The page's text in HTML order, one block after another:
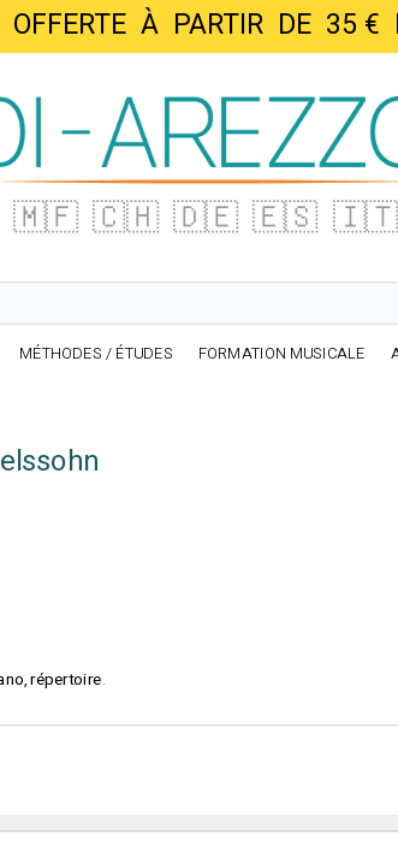
OFFERTE À PARTIR DE 35
🇲🇫 🇨🇭 🇩🇪 🇪🇸 🇮🇹
MÉTHODES / ÉTUDES FORMATION MUSICALE
répertoire.